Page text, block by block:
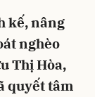
kế, nâng
nghèo
Thị Hòa,
quyết tâm
Gửi